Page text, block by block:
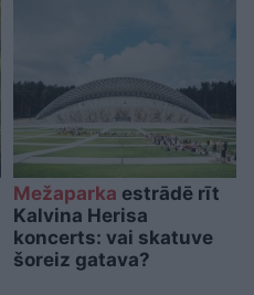
Mežaparka estrādē rīt
Kalvina Herisa
koncerts: vai skatuve
šoreiz gatava?